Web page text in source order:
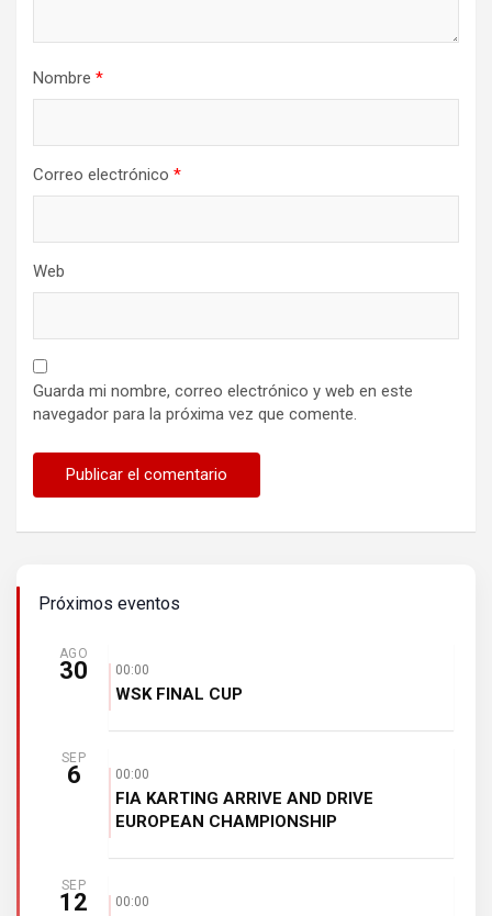
Nombre *
Correo electrónico *
Web
Guarda mi nombre, correo electrónico y web en este
navegador para la próxima vez que comente.
Próximos eventos
AGO
30 00:00
WSK FINAL CUP
SEP
6 00:00
FIA KARTING ARRIVE AND DRIVE
EUROPEAN CHAMPIONSHIP
SEP
12 00:00